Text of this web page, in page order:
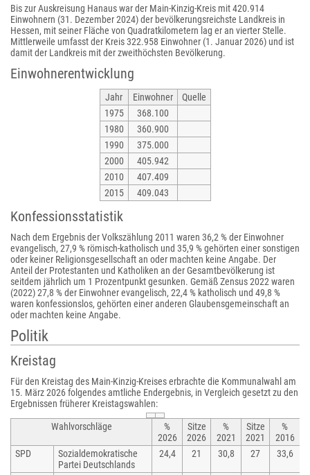
Bis zur Auskreisung Hanaus war der Main-Kinzig-Kreis mit 420.914
Einwohnern (31. Dezember 2024) der bevölkerungsreichste Landkreis in
Hessen, mit seiner Fläche von Quadratkilometern lag er an vierter Stelle.
Mittlerweile umfasst der Kreis 322.958 Einwohner (1. Januar 2026) und ist
damit der Landkreis mit der zweithöchsten Bevölkerung.
Einwohnerentwicklung
Jahr Einwohner
Quelle
1975
368.100
1980
360.900
1990
375.000
2000
405.942
2010
407.409
2015
409.043
Konfessionsstatistik
Nach dem Ergebnis der Volkszählung 2011 waren 36,2 % der Einwohner
evangelisch, 27,9 % römisch-katholisch und 35,9 % gehörten einer sonstigen
oder keiner Religionsgesellschaft an oder machten keine Angabe. Der
Anteil der Protestanten und Katholiken an der Gesamtbevölkerung ist
seitdem jährlich um 1 Prozentpunkt gesunken. Gemäß Zensus 2022 waren
(2022) 27,8 % der Einwohner evangelisch, 22,4 % katholisch und 49,8 %
waren konfessionslos, gehörten einer anderen Glaubensgemeinschaft an
oder machten keine Angabe.
Politik
Kreistag
Für den Kreistag des Main-Kinzig-Kreises erbrachte die Kommunalwahl am
15. März 2026 folgendes amtliche Endergebnis, in Vergleich gesetzt zu den
Ergebnissen früherer Kreistagswahlen:
Wahlvorschläge
%
2026
Sitze
2026
%
2021
Sitze
2021
%
2016
SPD
Sozialdemokratische
Partei Deutschlands
24,4 21 30,8 27 33,6